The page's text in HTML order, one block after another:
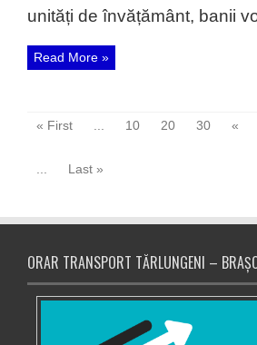
creșterea
unități de învățământ, banii
Read More »
« First 10 20 30 «
Last »
ORAR TRANSPORT TĂRLUNGENI –